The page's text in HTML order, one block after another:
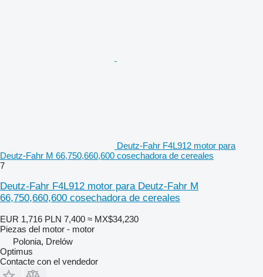
Deutz-Fahr F4L912 motor para
Deutz-Fahr M 66,750,660,600 cosechadora de cereales
7
Deutz-Fahr F4L912 motor para Deutz-Fahr M
66,750,660,600 cosechadora de cereales
EUR 1,716 PLN 7,400 ≈ MX$34,230
Piezas del motor - motor
Polonia, Drelów
Optimus
Contacte con el vendedor